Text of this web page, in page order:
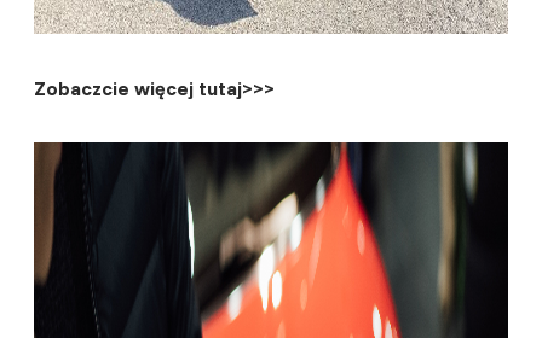
Zobaczcie więcej tutaj>>>